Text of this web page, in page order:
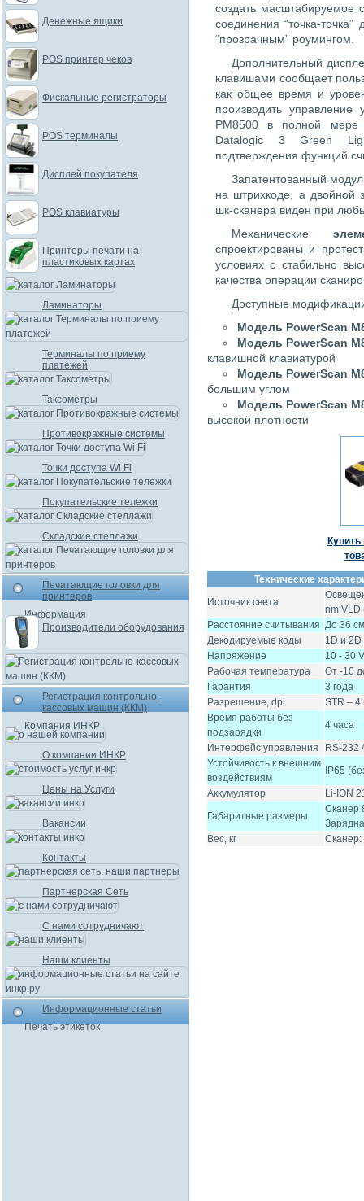
создать масштабируемое
соединения “точка-
“прозрачным” роумингом.
Дополнительный
клавишами сообщает
как общее время и
производить
PM8500 в полной мере
Datalogic 3 Green
подтверждения функций
Запатентованный
на штрихкоде, а двойной
шк-сканера виден при
Механические
спроектированы и
условиях с стабильно
качества операции
Доступные
Модель PowerScan
Модель PowerScan
клавишной клавиатурой
Модель PowerScan
большим углом
Модель PowerScan
высокой плотности
Технические
Источник света
nm VLD
Расстояние считывания До 36 см
Декодируемые коды
1D и
Напряжение
10 - 30
Рабочая температура
От -10
Гарантия
3 года
Разрешение, dpi
STR – 4
Время работы без
подзарядки
4 часа
Интерфейс управления
RS-232
Устойчивость к внешним
воздействиям
IP65
Аккумулятор
Li-ION
Габаритные размеры
Сканер
Вес, кг
Сканер:
Денежные ящики
POS принтер чеков
Фискальные регистраторы
POS терминалы
Дисплей покупателя
POS клавиатуры
Принтеры печати на
пластиковых картах
Ламинаторы
Терминалы по приему
платежей
Таксометры
Противокражные системы
Точки доступа Wi Fi
Покупательские тележки
Складские стеллажи
Печатающие головки для
принтеров
Информация
Производители оборудования
Регистрация контрольно-
кассовых машин (ККМ)
Компания ИНКР
О компании ИНКР
Цены на Услуги
Вакансии
Контакты
Партнерская Сеть
С нами сотрудничают
Наши клиенты
Информационные статьи
Печать этикеток